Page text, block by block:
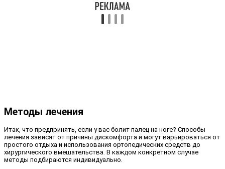
Методы лечения
Итак, что предпринять, если у вас болит палец на ноге? Способы
лечения зависят от причины дискомфорта и могут варьироваться от
простого отдыха и использования ортопедических средств до
хирургического вмешательства. В каждом конкретном случае
методы подбираются индивидуально.